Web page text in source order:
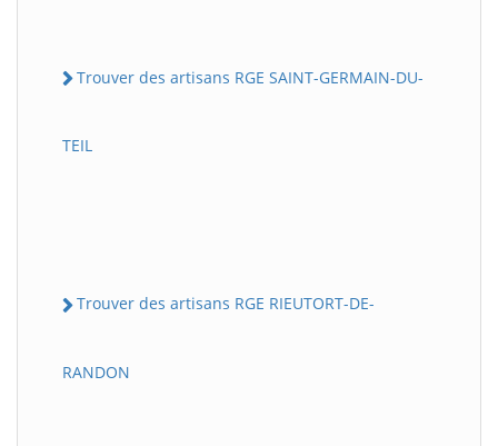
Trouver des artisans RGE SAINT-GERMAIN-DU-
TEIL
Trouver des artisans RGE RIEUTORT-DE-
RANDON